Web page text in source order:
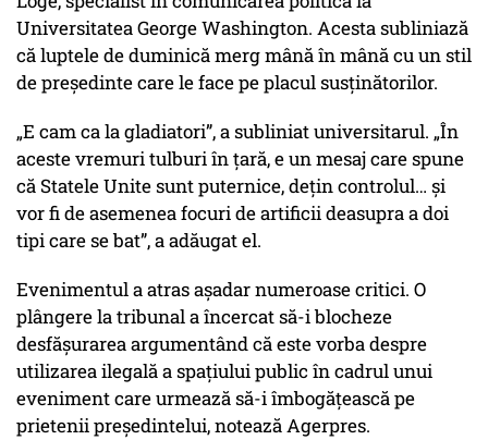
Universitatea George Washington. Acesta subliniază
că luptele de duminică merg mână în mână cu un stil
de președinte care le face pe placul susținătorilor.
„E cam ca la gladiatori”, a subliniat universitarul. „În
aceste vremuri tulburi în țară, e un mesaj care spune
că Statele Unite sunt puternice, dețin controlul… și
vor fi de asemenea focuri de artificii deasupra a doi
tipi care se bat”, a adăugat el.
Evenimentul a atras așadar numeroase critici. O
plângere la tribunal a încercat să-i blocheze
desfășurarea argumentând că este vorba despre
utilizarea ilegală a spațiului public în cadrul unui
eveniment care urmează să-i îmbogățească pe
prietenii președintelui, notează Agerpres.